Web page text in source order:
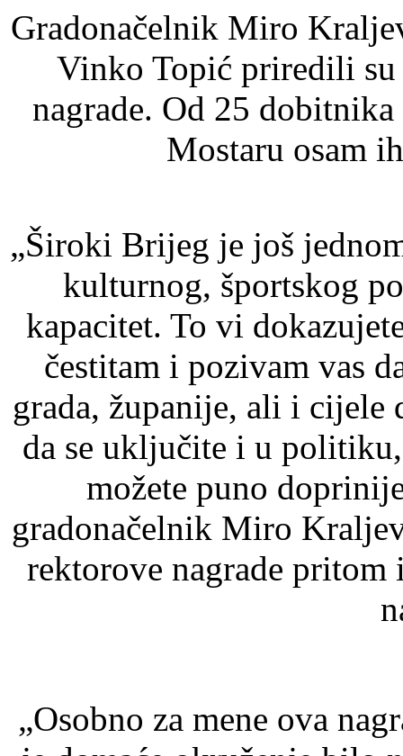
Gradonačelnik Miro
Vinko Topić priredili
nagrade. Od 25
Mostaru osam
„Široki Brijeg je još
kulturnog, športskog
kapacitet. To vi
čestitam i pozivam vas
grada, županije, ali i cijele
da se uključite i u
možete puno
gradonačelnik Miro
rektorove nagrade
„Osobno za mene ova